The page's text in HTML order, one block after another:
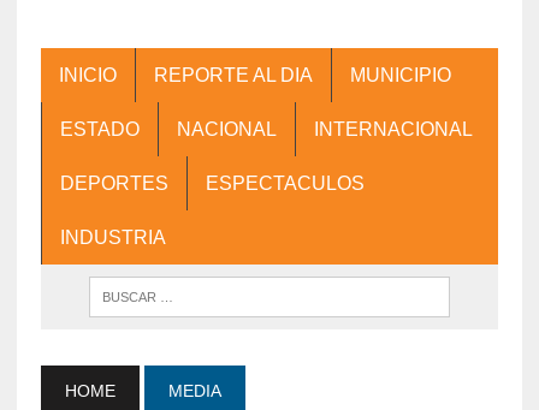
INICIO REPORTE AL DIA MUNICIPIO
ESTADO NACIONAL INTERNACIONAL
DEPORTES ESPECTACULOS
INDUSTRIA
HOME MEDIA